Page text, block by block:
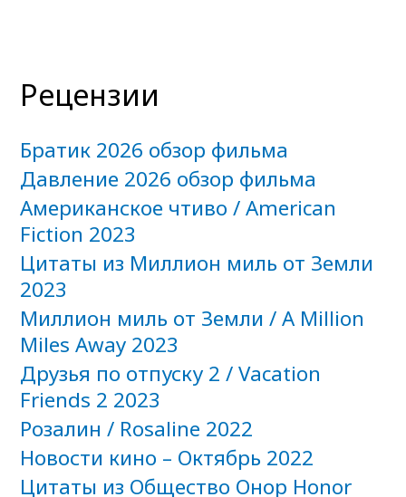
Рецензии
Братик 2026 обзор фильма
Давление 2026 обзор фильма
Американское чтиво / American
Fiction 2023
Цитаты из Миллион миль от Земли
2023
Миллион миль от Земли / A Million
Miles Away 2023
Друзья по отпуску 2 / Vacation
Friends 2 2023
Розалин / Rosaline 2022
Новости кино – Октябрь 2022
Цитаты из Общество Онор Honor